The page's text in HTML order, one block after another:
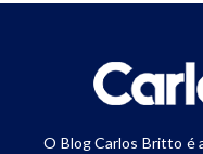
O Blog Carlos Britto é